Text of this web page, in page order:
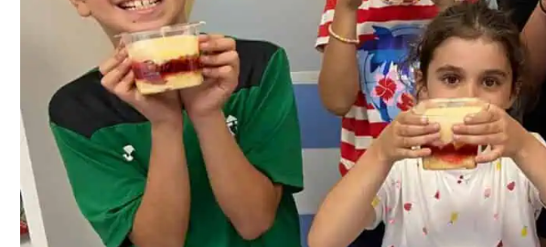
Pearson
CertAcles
EBAU